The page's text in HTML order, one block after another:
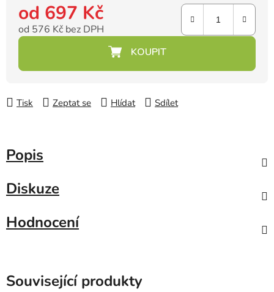
od 697 Kč
od 576 Kč bez DPH
Tisk Zeptat se Hlídat Sdílet
Popis
Diskuze
Hodnocení
Související produkty